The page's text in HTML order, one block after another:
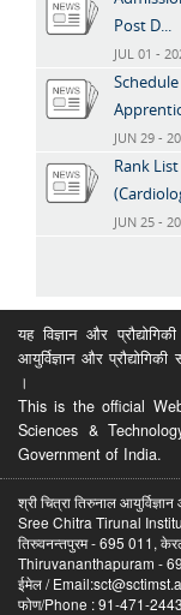
Post D...
JUL 01 -
JUN 29 -
Rank
JUN 25 -
यह विज्ञान और
आयुर्विज्ञान और
।
This is the official
Sciences &
Government of India.
श्री चित्रा तिरुनाल
Sree Chitra Tirunal
तिरुवनन्तपुरम - 695 011,
Thiruvananthapuram -
ईमेल /
फोण/Phone : 91-471-